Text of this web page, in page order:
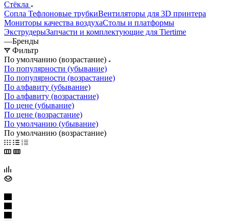
Cтёкла
Сопла Тефлоновые трубкиВентиляторы для 3D принтера
Мониторы качества воздухаСтолы и платформы
ЭкструдерыЗапчасти и комплектующие для Tiertime
—Бренды
Фильтр
По умолчанию (возрастание)
По популярности (убывание)
По популярности (возрастание)
По алфавиту (убывание)
По алфавиту (возрастание)
По цене (убывание)
По цене (возрастание)
По умолчанию (убывание)
По умолчанию (возрастание)